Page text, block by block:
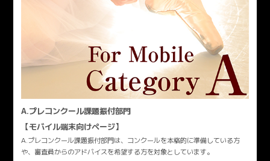
A.プレコンクール課題振付部門
【モバイル端末向けページ】
A.プレコンクール課題振付部門は、コンクールを本格的に準備している方
や、審査員からのアドバイスを希望する方を対象としています。